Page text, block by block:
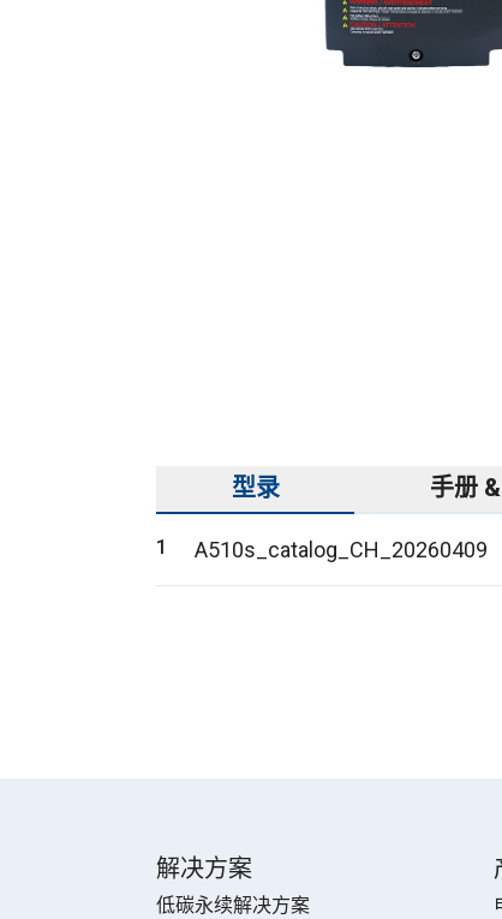
型录 手册
A510s_catalog_CH_20260409
解决方案
低碳永续解决方案